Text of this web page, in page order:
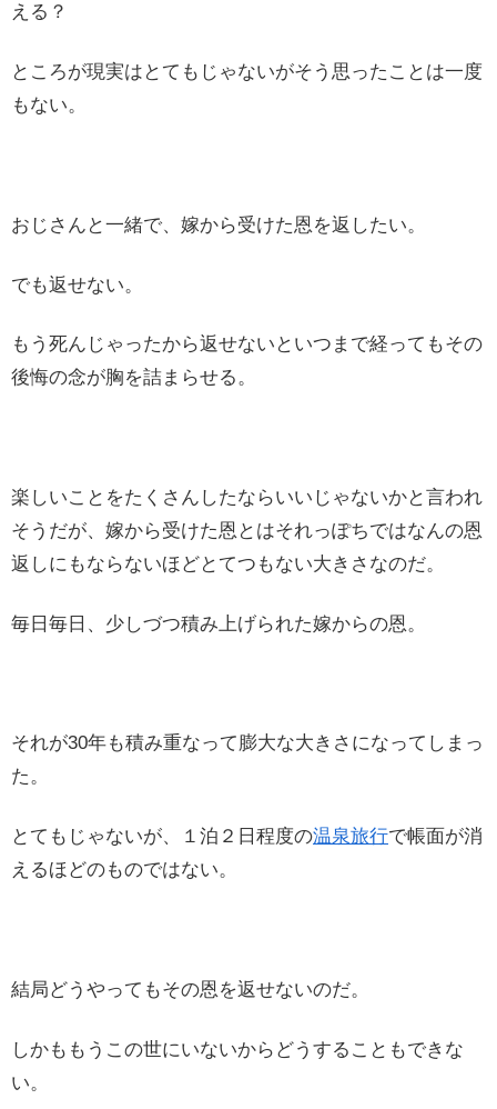
える？
ところが現実はとてもじゃないがそう思ったことは一度
もない。
おじさんと一緒で、嫁から受けた恩を返したい。
でも返せない。
もう死んじゃったから返せないといつまで経ってもその
後悔の念が胸を詰まらせる。
楽しいことをたくさんしたならいいじゃないかと言われ
そうだが、嫁から受けた恩とはそれっぽちではなんの恩
返しにもならないほどとてつもない大きさなのだ。
毎日毎日、少しづつ積み上げられた嫁からの恩。
それが30年も積み重なって膨大な大きさになってしまっ
た。
とてもじゃないが、１泊２日程度の温泉旅行で帳面が消
えるほどのものではない。
結局どうやってもその恩を返せないのだ。
しかももうこの世にいないからどうすることもできな
い。